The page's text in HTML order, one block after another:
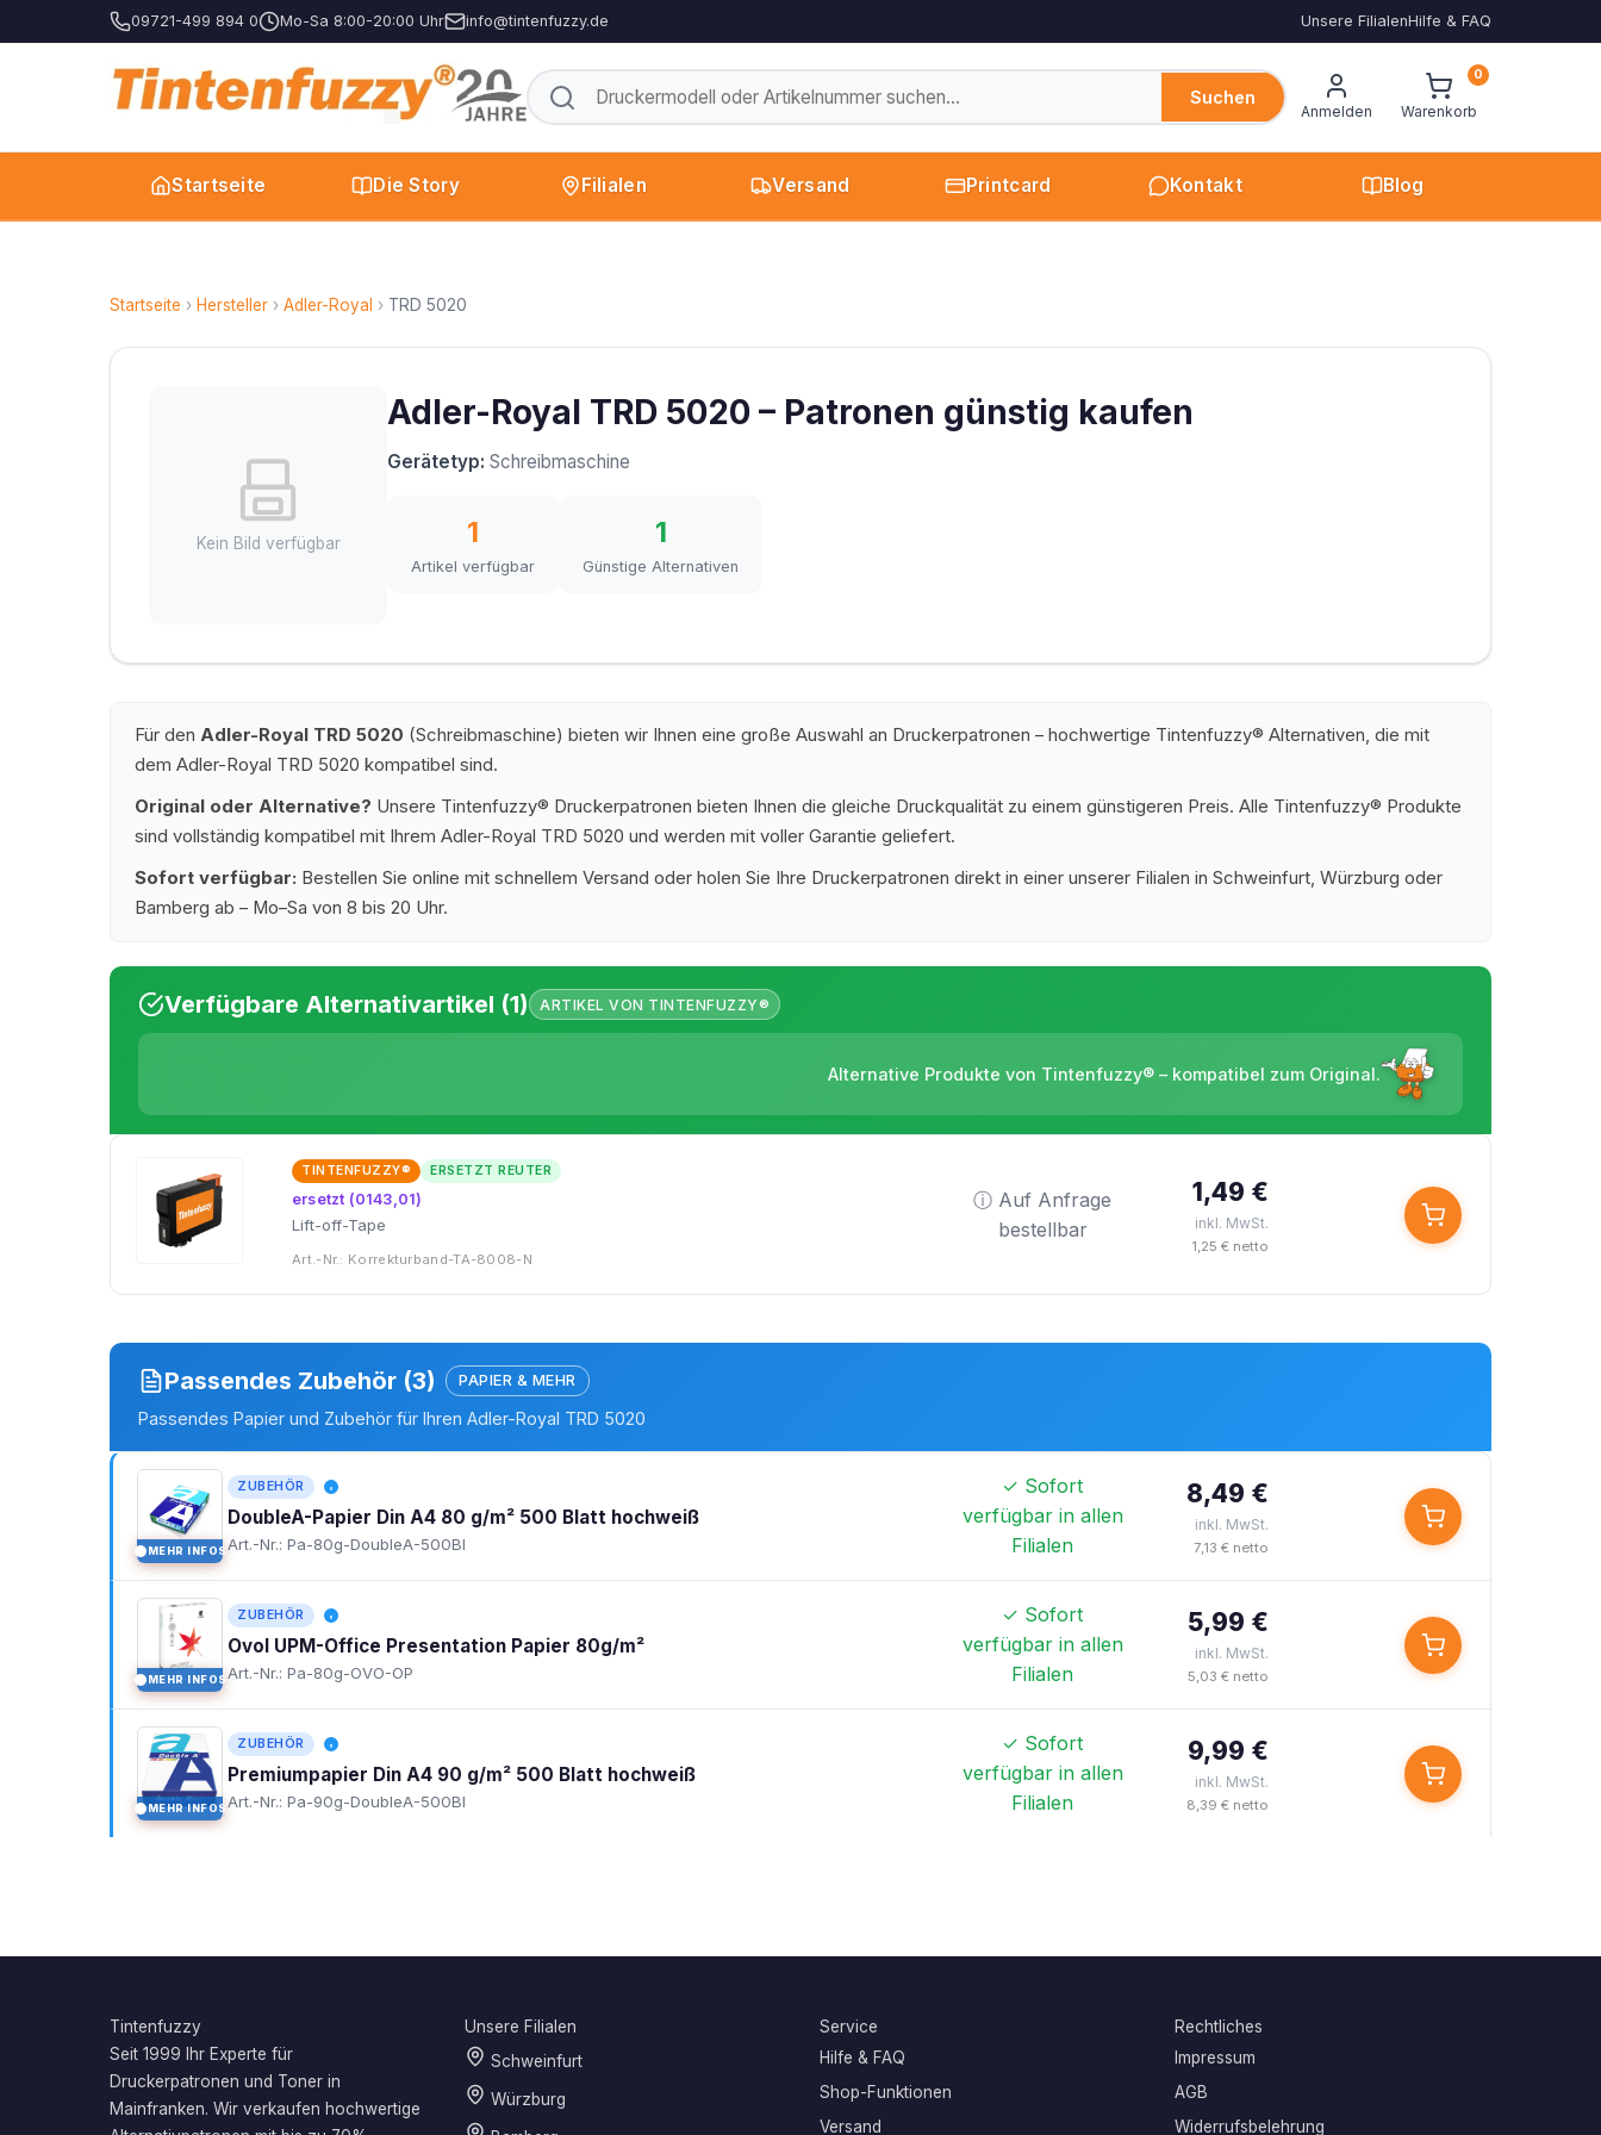
09721-499 894 0 Mo-Sa 8:00-20:00 Uhr info@tintenfuzzy.de Unsere FilialenHilfe & FAQ
Suchen
Anmelden Warenkorb
0
Startseite Die Story Filialen Versand Printcard Kontakt Blog
Startseite › Hersteller › Adler-Royal › TRD 5020
Kein Bild verfügbar
Adler-Royal TRD 5020 – Patronen günstig kaufen
Gerätetyp: Schreibmaschine
1
Artikel verfügbar
1
Günstige Alternativen
Für den Adler-Royal TRD 5020 (Schreibmaschine) bieten wir Ihnen eine große Auswahl an Druckerpatronen – hochwertige Tintenfuzzy® Alternativen, die mit
dem Adler-Royal TRD 5020 kompatibel sind.
Original oder Alternative? Unsere Tintenfuzzy® Druckerpatronen bieten Ihnen die gleiche Druckqualität zu einem günstigeren Preis. Alle Tintenfuzzy® Produkte
sind vollständig kompatibel mit Ihrem Adler-Royal TRD 5020 und werden mit voller Garantie geliefert.
Sofort verfügbar: Bestellen Sie online mit schnellem Versand oder holen Sie Ihre Druckerpatronen direkt in einer unserer Filialen in Schweinfurt, Würzburg oder
Bamberg ab – Mo–Sa von 8 bis 20 Uhr.
Verfügbare Alternativartikel (1) ARTIKEL VON TINTENFUZZY®
Alternative Produkte von Tintenfuzzy® – kompatibel zum Original.
TINTENFUZZY® ERSETZT REUTER
ersetzt (0143,01)
Lift-off-Tape
Art.-Nr.: Korrekturband-TA-8008-N
ⓘ Auf Anfrage
bestellbar
1,49 €
inkl. MwSt.
1,25 € netto
Passendes Zubehör (3) PAPIER & MEHR
Passendes Papier und Zubehör für Ihren Adler-Royal TRD 5020
MEHR INFOS
ZUBEHÖR
DoubleA-Papier Din A4 80 g/m² 500 Blatt hochweiß
Art.-Nr.: Pa-80g-DoubleA-500Bl
✓ Sofort
verfügbar in allen
Filialen
8,49 €
inkl. MwSt.
7,13 € netto
MEHR INFOS
ZUBEHÖR
Ovol UPM-Office Presentation Papier 80g/m²
Art.-Nr.: Pa-80g-OVO-OP
✓ Sofort
verfügbar in allen
Filialen
5,99 €
inkl. MwSt.
5,03 € netto
MEHR INFOS
ZUBEHÖR
Premiumpapier Din A4 90 g/m² 500 Blatt hochweiß
Art.-Nr.: Pa-90g-DoubleA-500Bl
✓ Sofort
verfügbar in allen
Filialen
9,99 €
inkl. MwSt.
8,39 € netto
Tintenfuzzy
Seit 1999 Ihr Experte für
Druckerpatronen und Toner in
Mainfranken. Wir verkaufen hochwertige
Unsere Filialen
Schweinfurt
Würzburg
Service
Hilfe & FAQ
Shop-Funktionen
Versand
Rechtliches
Impressum
AGB
Widerrufsbelehrung